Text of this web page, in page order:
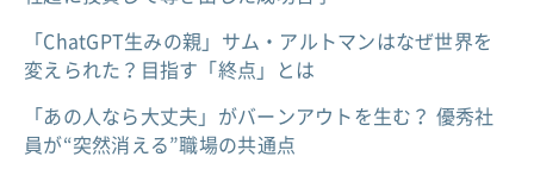
「ChatGPT生みの親」サム・アルトマンはなぜ世界を
変えられた？目指す「終点」とは
「あの人なら大丈夫」がバーンアウトを生む？ 優秀社
員が“突然消える”職場の共通点